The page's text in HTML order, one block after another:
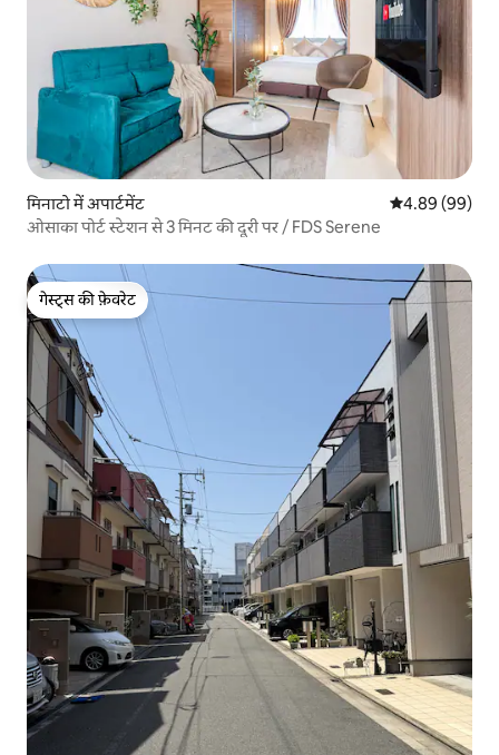
मिनाटो में अपार्टमेंट औसत रेटिंग 5 में
4.89 (99)
ओसाका पोर्ट स्टेशन से 3 मिनट की दूरी पर / FDS Serene
गेस्ट्स की फ़ेवरेट
गेस्ट्स की फ़ेवरेट